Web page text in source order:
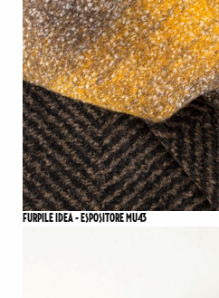
FURPILE IDEA - ESPOSITORE MU43